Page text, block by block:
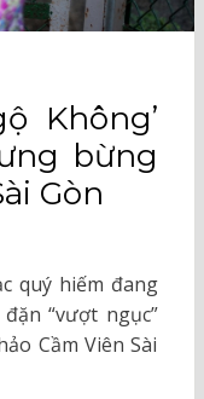
Không’
bừng
Gòn
quý hiếm đang
“vượt ngục”
Cầm Viên Sài